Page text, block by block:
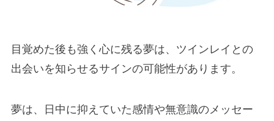
目覚めた後も強く心に残る夢は、ツインレイとの
出会いを知らせるサインの可能性があります。
夢は、日中に抑えていた感情や無意識のメッセー